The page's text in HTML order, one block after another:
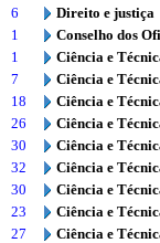
6
Direito e justiça
1
Conselho dos
1
Ciência e
7
Ciência e
18
Ciência e
26
Ciência e
30
Ciência e
32
Ciência e
30
Ciência e
23
Ciência e
27
Ciência e